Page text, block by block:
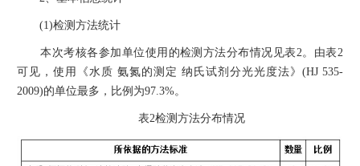
(1)检测方法统计
本次考核各参加单位使用的检测方法分布情况见表2。由表2
可见，使用《水质 氨氮的测定 纳氏试剂分光光度法》(HJ 535-
2009)的单位最多，比例为97.3%。
表2检测方法分布情况